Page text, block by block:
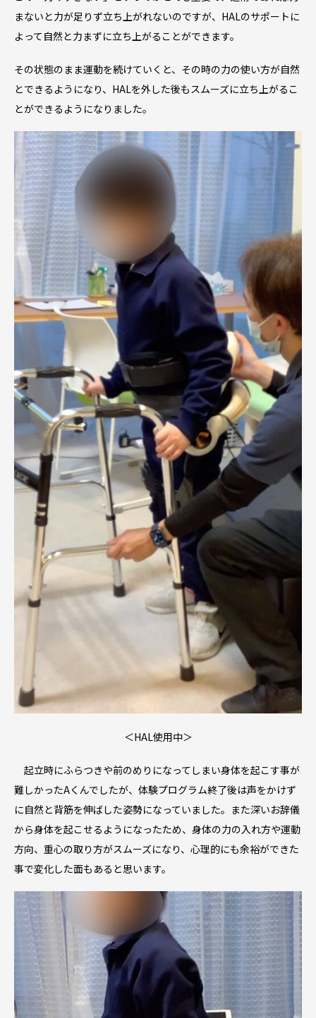
まないと力が足りず立ち上がれないのですが、HALのサポートに
よって自然と力まずに立ち上がることができます。
その状態のまま運動を続けていくと、その時の力の使い方が自然
とできるようになり、HALを外した後もスムーズに立ち上がるこ
とができるようになりました。
＜HAL使用中＞
起立時にふらつきや前のめりになってしまい身体を起こす事が
難しかったAくんでしたが、体験プログラム終了後は声をかけず
に自然と背筋を伸ばした姿勢になっていました。また深いお辞儀
から身体を起こせるようになったため、身体の力の入れ方や運動
方向、重心の取り方がスムーズになり、心理的にも余裕ができた
事で変化した面もあると思います。